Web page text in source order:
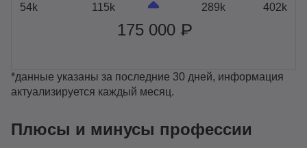
54k 115k
175 000 ₽
289k 402k
*данные указаны за последние 30 дней, информация
актуализируется каждый месяц.
Плюсы и минусы профессии